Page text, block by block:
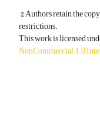
© Authors retain the
restrictions.
This work is licensed
NonCommercial 4.0